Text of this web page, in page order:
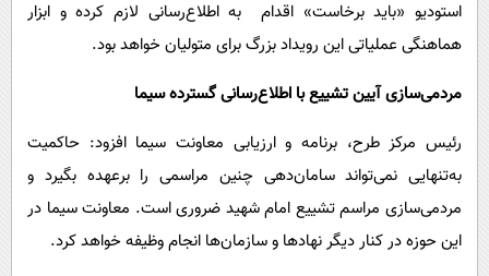
استودیو «باید برخاست» اقدام به اطلاع‌رسانی لازم کرده و ابزار
هماهنگی عملیاتی این رویداد بزرگ برای متولیان خواهد بود.
مردمی‌سازی آیین تشییع با اطلاع‌رسانی گسترده سیما
رئیس مرکز طرح، برنامه و ارزیابی معاونت سیما افزود: حاکمیت
به‌تنهایی نمی‌تواند سامان‌دهی چنین مراسمی را برعهده بگیرد و
مردمی‌سازی مراسم تشییع امام شهید ضروری است. معاونت سیما در
این حوزه در کنار دیگر نهادها و سازمان‌ها انجام وظیفه خواهد کرد.